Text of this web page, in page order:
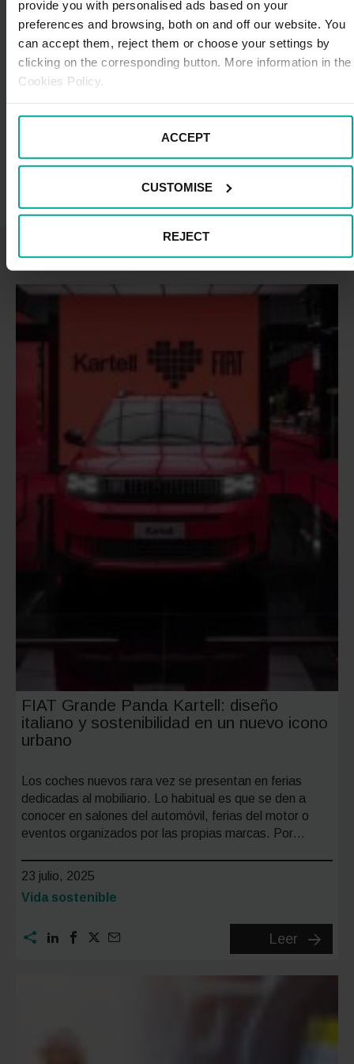
provide you with personalised ads based on your
preferences and browsing, both on and off our website. You
can accept them, reject them or choose your settings by
clicking on the corresponding button. More information in the
Cookies Policy.
ACCEPT
CUSTOMISE
REJECT
actúa localmentepara intentar evitar que las
consecuencias del cambio climático sean irreversibles y
frenar su avance. La pregunta es: ¿estamos aún a
tiempo de preservar nuestro planeta? Crucemos los
dedos y hagamos cuanto esté en nuestras manos,
como, por ejemplo, pasarnos a la movilidad sostenible.
También te puede gustar
FIAT Grande Panda Kartell: diseño
italiano y sostenibilidad en un nuevo icono
urbano
Los coches nuevos rara vez se presentan en ferias
dedicadas al mobiliario. Lo habitual es que se den a
conocer en salones del automóvil, ferias del motor o
eventos organizados por las propias marcas. Por…
23 julio, 2025
Categoría:
Vida sostenible
Leer
FIAT
italiano